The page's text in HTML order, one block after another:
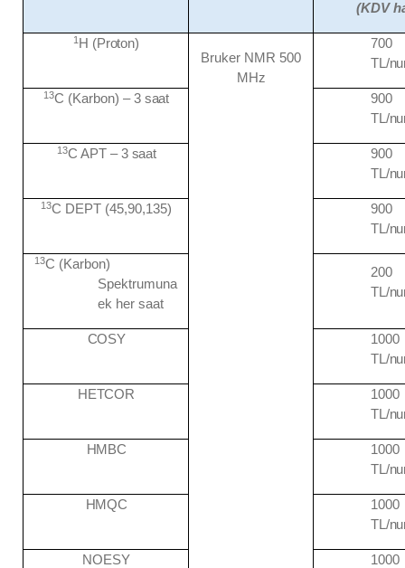
(KDV
1 H (Proton)
Bruker NMR 500
MHz
700
TL/
13C (Karbon) – 3saat
900
TL/
13C APT – 3 saat
900
TL/
13C DEPT (45,90,135)
900
TL/
13C (Karbon)
Spektrumuna
ek her saat
200
TL/
COSY
1000
TL/
HETCOR
1000
TL/
HMBC
1000
TL/
HMQC
1000
TL/
NOESY
1000